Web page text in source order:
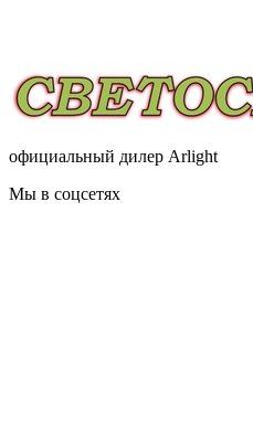
официальный дилер Arlight
Мы в соцсетях